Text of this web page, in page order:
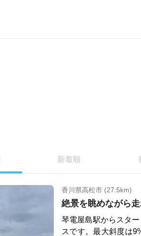
新着順
香川県高松市 (27.5km)
絶景を眺めながら
琴電屋島駅からスタ
スです。最大斜度は9%